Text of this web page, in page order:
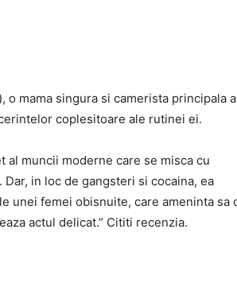
o mama singura si camerista principala a
coplesitoare ale rutinei ei.
al muncii moderne care se misca cu
in loc de gangsteri si cocaina, ea
unei femei obisnuite, care ameninta sa
actul delicat.” Cititi recenzia.